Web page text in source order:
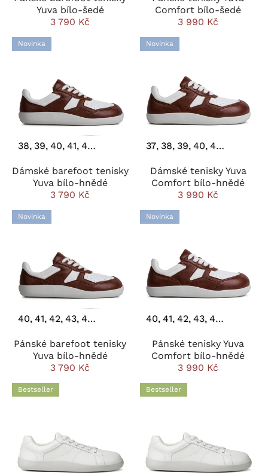
Yuva bílo-šedé
3 790 Kč
Comfort bílo-šedé
3 990 Kč
Novinka
38 39 40 41 42
Dámské barefoot tenisky
Yuva bílo-hnědé
3 790 Kč
Novinka
37 38 39 40 41
Dámské tenisky Yuva
Comfort bílo-hnědé
3 990 Kč
Novinka
40 41 42 43 44
Pánské barefoot tenisky
Yuva bílo-hnědé
3 790 Kč
Novinka
40 41 42 43 44
Pánské tenisky Yuva
Comfort bílo-hnědé
3 990 Kč
Bestseller Bestseller